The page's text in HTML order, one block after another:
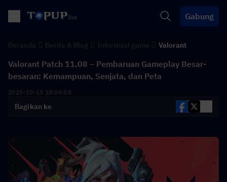
Gabung
Valorant
Valorant Patch 11.08 – Pembaruan Gameplay Besar-
besaran: Kemampuan, Senjata, dan Peta
2025-10-15 18:04:05
Bagikan ke